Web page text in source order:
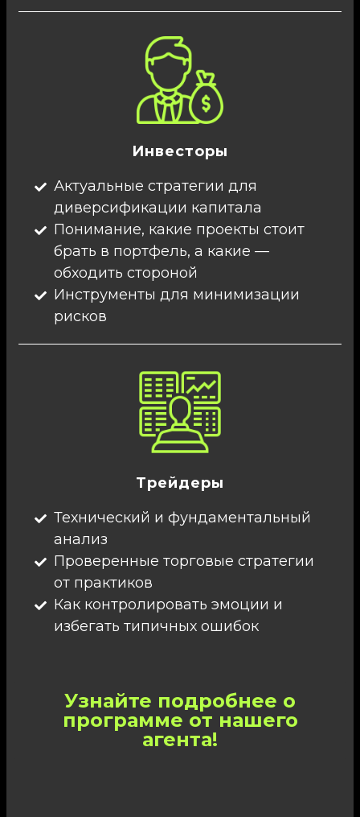
Инвесторы
Актуальные стратегии для
диверсификации капитала
Понимание, какие проекты стоит
брать в портфель, а какие —
обходить стороной
Инструменты для минимизации
рисков
Трейдеры
Технический и фундаментальный
анализ
Проверенные торговые стратегии
от практиков
Как контролировать эмоции и
избегать типичных ошибок
Узнайте подробнее о
программе от нашего
агента!